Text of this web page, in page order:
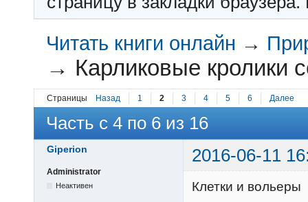
Читать книги онлайн →
→ Карликовые кролики
Страницы Назад 1 2 3 4 5 6 Далее
Часть с 4 по 6 из 16
Giperion 2016-06-11
Administrator
Неактивен
Клетки и вольеры